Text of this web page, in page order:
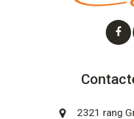
2321 rang